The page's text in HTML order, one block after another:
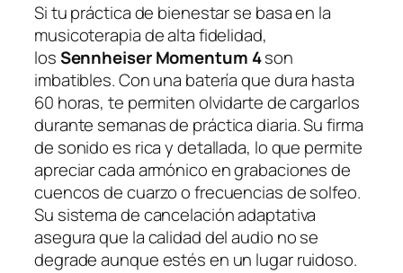
Si tu práctica de bienestar se basa en la
musicoterapia de alta fidelidad,
losSennheiser Momentum 4son
imbatibles. Con una batería que dura hasta
60 horas, te permiten olvidarte de cargarlos
durante semanas de práctica diaria. Su firma
de sonido es rica y detallada, lo que permite
apreciar cada armónico en grabaciones de
cuencos de cuarzo o frecuencias de solfeo.
Su sistema de cancelación adaptativa
asegura que la calidad del audio no se
degrade aunque estés en un lugar ruidoso.